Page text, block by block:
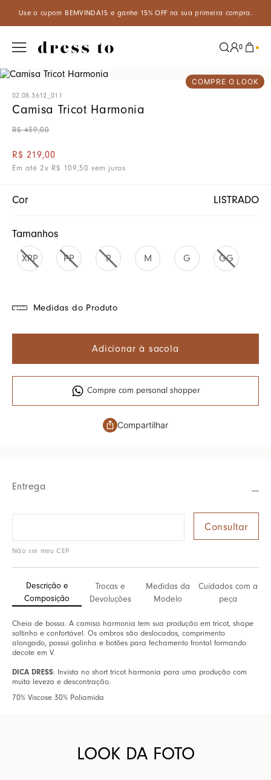
e ganhe 15% OFF na sua primeira compra. Aproveite um
0
COMPRE O LOOK
02.08.3612_011
Camisa Tricot Harmonia
R$ 439,00
R$ 219,00
Em até 2x R$ 109 ,50 sem juros
Cor LISTRADO
Tamanhos
XPP PP P M G GG
Medidas do Produto
Adicionar à sacola
Compre com personal shopper
Compartilhar
Entrega
Não sei meu CEP
Descrição e
Composição
Trocas e
Devoluções
Medidas da
Modelo
Cuidados com a
peça
Cheia de bossa. A camisa harmonia tem sua produção em tricot, shape
soltinho e confortável. Os ombros são deslocados, comprimento
alongado, possui golinha e botões para fechamento frontal formando
decote em V.
DICA DRESS: Invista no short tricot harmonia para uma produção com
muita leveza e descontração.
70% Viscose 30% Poliamida
LOOK DA FOTO